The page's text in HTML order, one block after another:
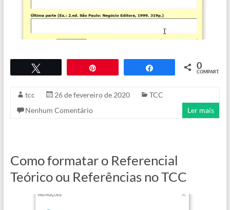
0
COMPART.
tcc 26 de fevereiro de 2020
TCC
Nenhum Comentário
Ler mais
Como formatar o Referencial
Teórico ou Referências no TCC